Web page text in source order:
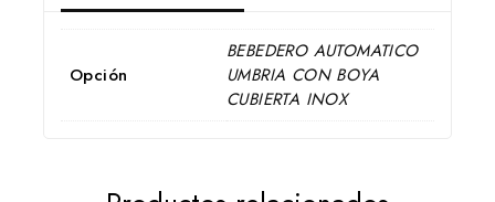
Opción
BEBEDERO AUTOMATICO
UMBRIA CON BOYA
CUBIERTA INOX